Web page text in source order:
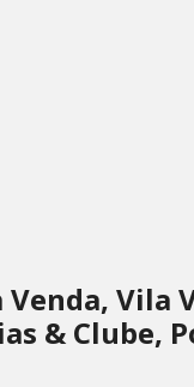
Venda, Vila
& Clube,